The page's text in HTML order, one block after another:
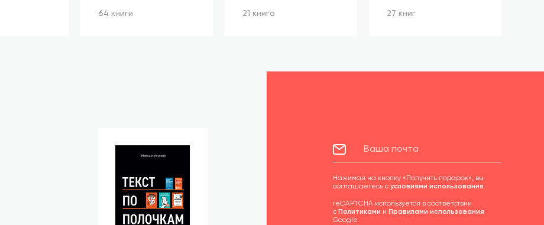
64 книги 21 книга 27 книг
Нажимая на кнопку «Получить подарок», вы
соглашаетесь с условиями использования.
reCAPTCHA используется в соответствии
с Политиками и Правилами использования
Google.